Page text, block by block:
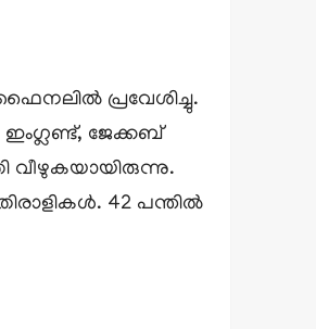
പ്രവേശിച്ചു.
ജേക്കബ്
വീഴുകയായിരുന്നു.
42 പന്തില്‍